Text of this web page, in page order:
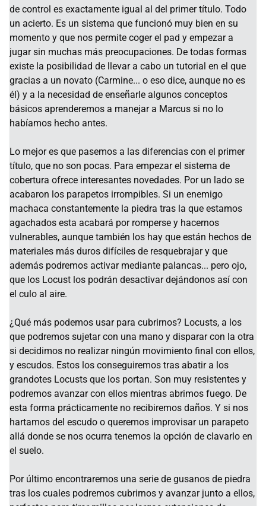
de control es exactamente igual al del primer título. Todo
un acierto. Es un sistema que funcionó muy bien en su
momento y que nos permite coger el pad y empezar a
jugar sin muchas más preocupaciones. De todas formas
existe la posibilidad de llevar a cabo un tutorial en el que
gracias a un novato (Carmine... o eso dice, aunque no es
él) y a la necesidad de enseñarle algunos conceptos
básicos aprenderemos a manejar a Marcus si no lo
habíamos hecho antes.
Lo mejor es que pasemos a las diferencias con el primer
título, que no son pocas. Para empezar el sistema de
cobertura ofrece interesantes novedades. Por un lado se
acabaron los parapetos irrompibles. Si un enemigo
machaca constantemente la piedra tras la que estamos
agachados esta acabará por romperse y hacernos
vulnerables, aunque también los hay que están hechos de
materiales más duros difíciles de resquebrajar y que
además podremos activar mediante palancas... pero ojo,
que los Locust los podrán desactivar dejándonos así con
el culo al aire.
¿Qué más podemos usar para cubrirnos? Locusts, a los
que podremos sujetar con una mano y disparar con la otra
si decidimos no realizar ningún movimiento final con ellos,
y escudos. Estos los conseguiremos tras abatir a los
grandotes Locusts que los portan. Son muy resistentes y
podremos avanzar con ellos mientras abrimos fuego. De
esta forma prácticamente no recibiremos daños. Y si nos
hartamos del escudo o queremos improvisar un parapeto
allá donde se nos ocurra tenemos la opción de clavarlo en
el suelo.
Por último encontraremos una serie de gusanos de piedra
tras los cuales podremos cubrirnos y avanzar junto a ellos,